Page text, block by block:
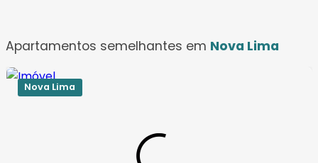
Apartamentos semelhantes em Nova Lima
Nova Lima